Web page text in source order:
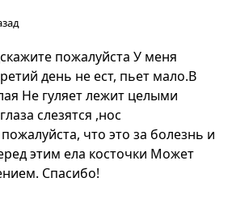
пожалуйста У меня
день не ест, пьет мало.В
Не гуляет лежит целыми
слезятся ,нос
что это за болезнь и
этим ела косточки Может
Спасибо!